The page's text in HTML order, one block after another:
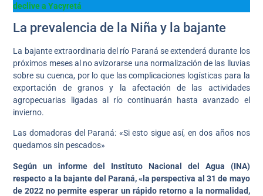
declive a Yacyretá
La prevalencia de la Niña y la bajante
La bajante extraordinaria del río Paraná se extenderá durante los
próximos meses al no avizorarse una normalización de las lluvias
sobre su cuenca, por lo que las complicaciones logísticas para la
exportación de granos y la afectación de las actividades
agropecuarias ligadas al río continuarán hasta avanzado el
invierno.
Las domadoras del Paraná: «Si esto sigue así, en dos años nos
quedamos sin pescados»
Según un informe del Instituto Nacional del Agua (INA)
respecto a la bajante del Paraná, «la perspectiva al 31 de mayo
de 2022 no permite esperar un rápido retorno a la normalidad,